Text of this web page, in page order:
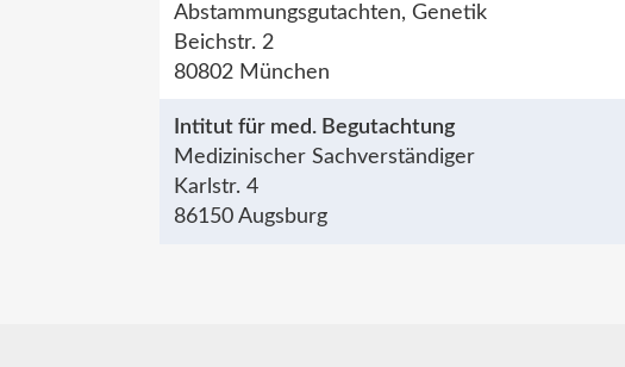
Abstammungsgutachten, Genetik
Beichstr. 2
80802 München
Intitut für med. Begutachtung
Medizinischer Sachverständiger
Karlstr. 4
86150 Augsburg